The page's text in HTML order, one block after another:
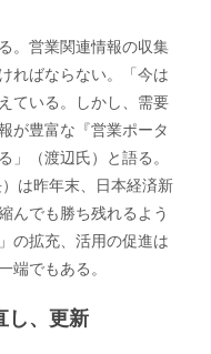
。営業関連情報の収集
ればならない。「今は
ている。しかし、需要
が豊富な『営業ポータ
」（渡辺氏）と語る。
は昨年末、日本経済新
んでも勝ち残れるよう
の拡充、活用の促進は
でもある。
し、更新